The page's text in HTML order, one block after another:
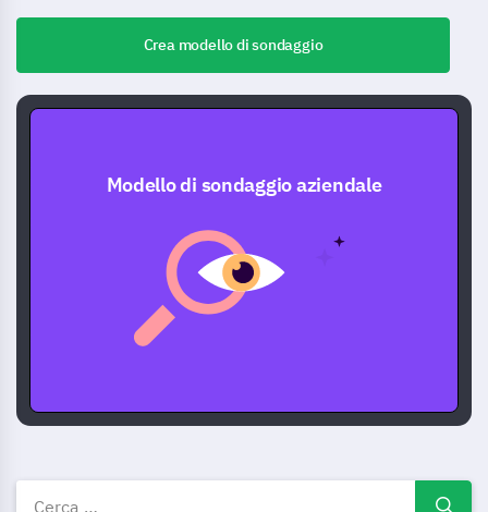
Crea modello di sondaggio
Modello di sondaggio aziendale
Affari modelli, esempi e